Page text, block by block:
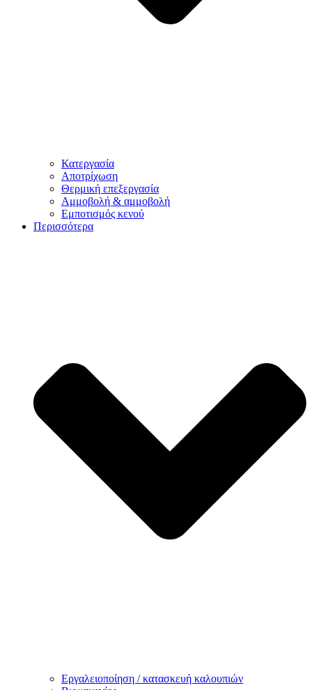
Κατεργασία
Αποτρίχωση
Θερμική επεξεργασία
Αμμοβολή & αμμοβολή
Εμποτισμός κενού
Περισσότερα
Εργαλειοποίηση / κατασκευή καλουπιών